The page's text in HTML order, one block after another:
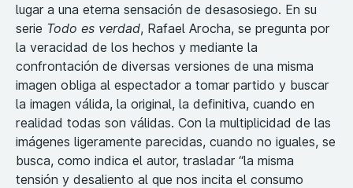
lugar a una eterna sensación de desasosiego. En su
serie Todo es verdad, Rafael Arocha, se pregunta por
la veracidad de los hechos y mediante la
confrontación de diversas versiones de una misma
imagen obliga al espectador a tomar partido y buscar
la imagen válida, la original, la definitiva, cuando en
realidad todas son válidas. Con la multiplicidad de las
imágenes ligeramente parecidas, cuando no iguales, se
busca, como indica el autor, trasladar “la misma
tensión y desaliento al que nos incita el consumo